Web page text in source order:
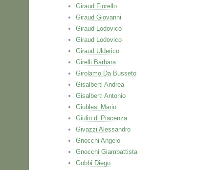
Giraud Fiorello
Giraud Giovanni
Giraud Lodovico
Giraud Lodovico
Giraud Ulderico
Girelli Barbara
Girolamo Da Busseto
Gisalberti Andrea
Gisalberti Antonio
Giublesi Mario
Giulio di Piacenza
Givazzi Alessandro
Gnocchi Angelo
Gnocchi Giambattista
Gobbi Diego